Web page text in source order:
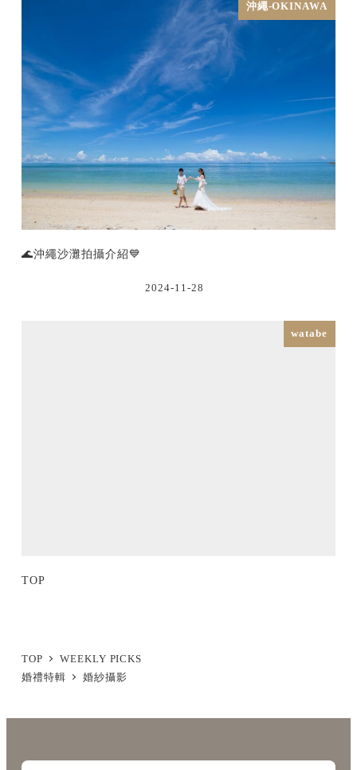
沖繩-OKINAWA
🌊沖繩沙灘拍攝介紹💙
2024-11-28
watabe
TOP
TOP
WEEKLY PICKS
婚禮特輯
婚紗攝影